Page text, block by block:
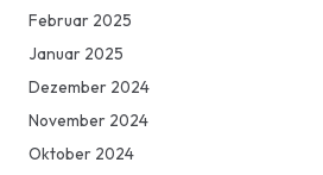
Februar 2025
Januar 2025
Dezember 2024
November 2024
Oktober 2024